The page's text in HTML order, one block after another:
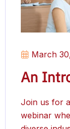
March
An
Join us for
webinar